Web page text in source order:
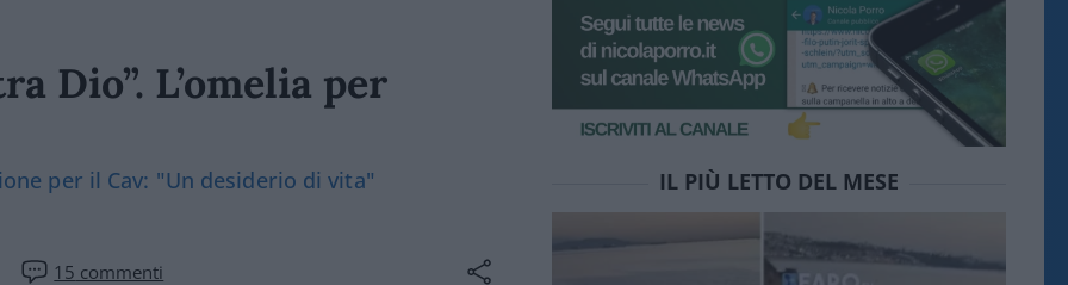
Dio”. L’omelia per
per il Cav: "Un desiderio di vita"
15 commenti
IL PIÙ LETTO DEL MESE